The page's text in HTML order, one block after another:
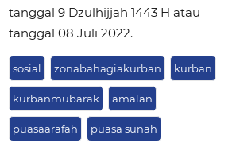
tanggal 9 Dzulhijjah 1443 H atau
tanggal 08 Juli 2022.
sosial zonabahagiakurban kurban
kurbanmubarak amalan
puasaarafah puasa sunah